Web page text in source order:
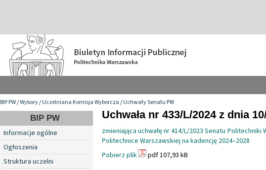
BIP PW/Wybory/Uczelniana Komisja Wyborcza/Uchwały Senatu PW
BIP PW
Informacje ogólne
Ogłoszenia
Struktura uczelni
Uchwała nr 433/L/2024 z dnia
zmieniająca uchwałę nr 414/L/2023 Senatu
Politechnice Warszawskiej na kadencję 2024–2028
Pobierz plik
pdf 107,93 kB